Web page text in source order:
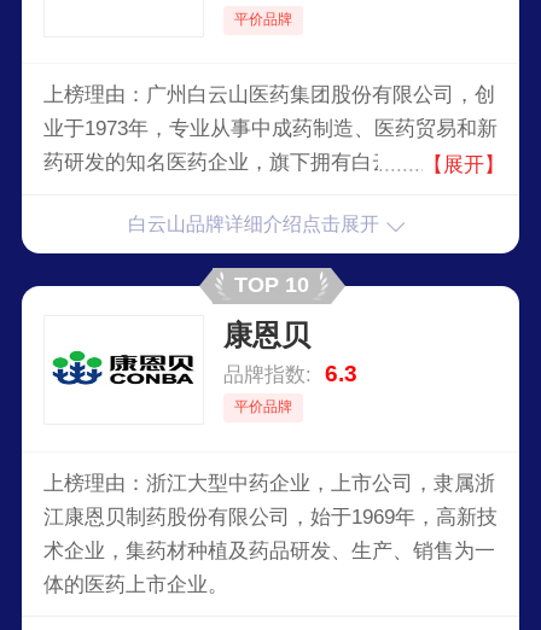
平价品牌
上榜理由：广州白云山医药集团股份有限公司，创
业于1973年，专业从事中成药制造、医药贸易和新
药研发的知名医药企业，旗下拥有白云山/王老吉/
【展开】
白云山品牌详细介绍点击展开
TOP 10
康恩贝
品牌指数: 6.3
平价品牌
上榜理由：浙江大型中药企业，上市公司，隶属浙
江康恩贝制药股份有限公司，始于1969年，高新技
术企业，集药材种植及药品研发、生产、销售为一
体的医药上市企业。